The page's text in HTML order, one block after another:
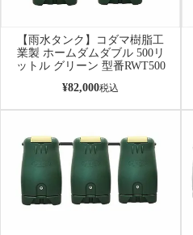
【雨水タンク】コダマ樹脂工
業製 ホームダムダブル 500リ
ットル グリーン 型番RWT500
¥82,000税込